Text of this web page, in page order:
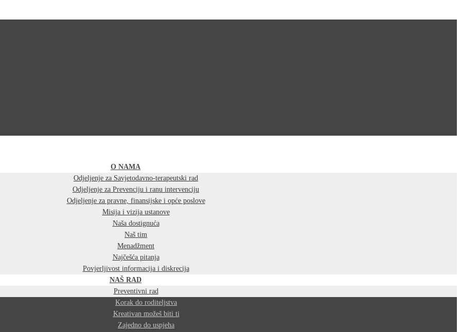
O NAMA
Odjeljenje za Savjetodavno-terapeutski rad
Odjeljenje za Prevenciju i ranu intervenciju
Odjeljenje za pravne, finansijske i opće poslove
Misija i vizija ustanove
Naša dostignuća
Naš tim
Menadžment
Najčešća pitanja
Povjerljivost informacija i diskrecija
NAŠ RAD
Preventivni rad
Korak do roditeljstva
Kreativan možeš biti ti
Zajedno do uspjeha